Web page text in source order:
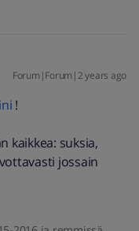
Forum|Forum|2 years ago
!
kaikkea: suksia,
jossain